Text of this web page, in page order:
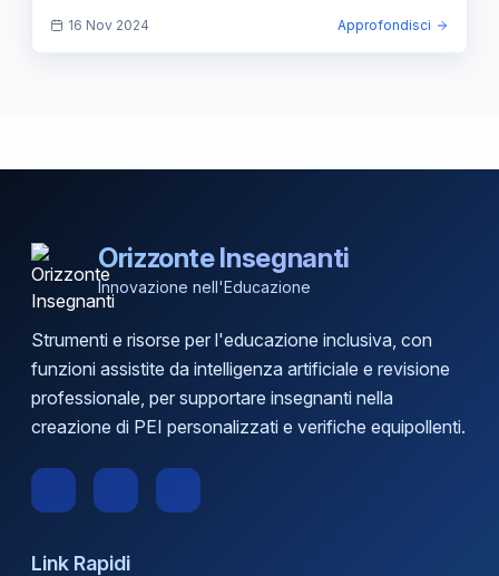
16 Nov 2024 Approfondisci
Orizzonte Insegnanti
Innovazione nell'Educazione
Strumenti e risorse per l'educazione inclusiva, con
funzioni assistite da intelligenza artificiale e revisione
professionale, per supportare insegnanti nella
creazione di PEI personalizzati e verifiche equipollenti.
Link Rapidi